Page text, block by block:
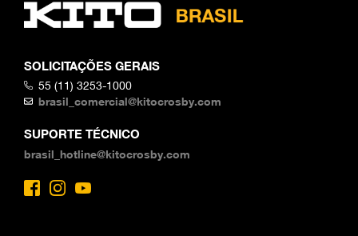
SOLICITAÇÕES GERAIS
55 (11) 3253-1000
brasil_comercial@kitocrosby.com
SUPORTE TÉCNICO
brasil_hotline@kitocrosby.com